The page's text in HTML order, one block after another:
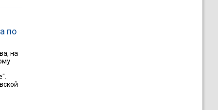
по
на